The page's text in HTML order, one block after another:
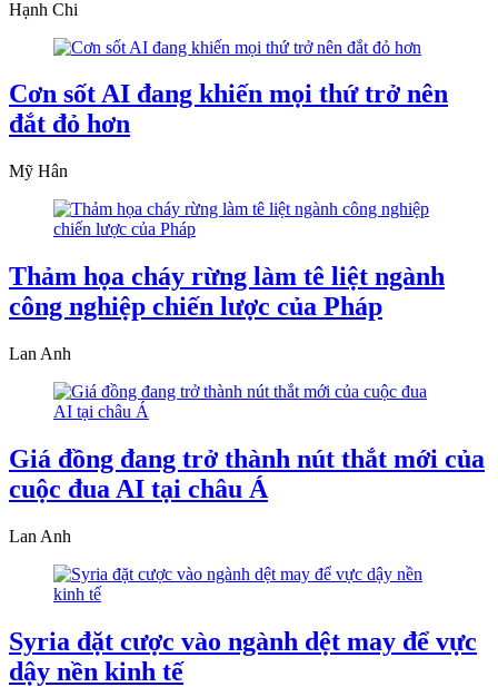
Hạnh Chi
Cơn sốt AI đang khiến mọi thứ trở nên
đắt đỏ hơn
Mỹ Hân
Thảm họa cháy rừng làm tê liệt ngành
công nghiệp chiến lược của Pháp
Lan Anh
Giá đồng đang trở thành nút thắt mới của
cuộc đua AI tại châu Á
Lan Anh
Syria đặt cược vào ngành dệt may để vực
dậy nền kinh tế